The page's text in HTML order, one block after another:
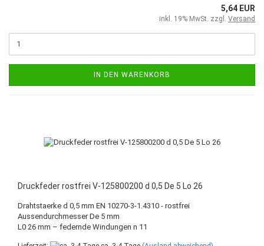
5,64 EUR
inkl. 19% MwSt. zzgl. Versand
IN DEN WARENKORB
Druckfeder rostfrei V-125800200 d 0,5 De 5 Lo 26
Drahtstaerke d 0,5 mm EN 10270-3-1.4310 - rostfrei
Aussendurchmesser De 5 mm
L0 26 mm – federnde Windungen n 11